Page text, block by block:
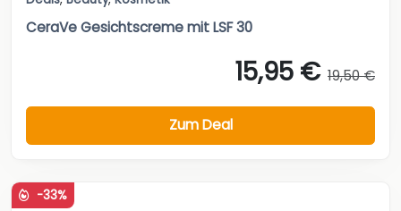
CeraVe Gesichtscreme mit LSF 30
15,95 € 19,50 €
Zum Deal
-33%